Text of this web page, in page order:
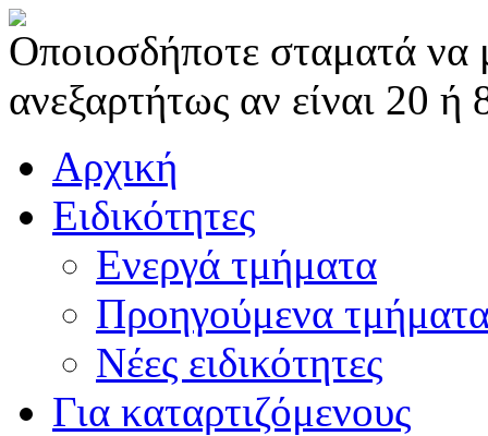
Οποιοσδήποτε σταματά να
ανεξαρτήτως αν είναι 20
Αρχική
Ειδικότητες
Ενεργά τμήματα
Προηγούμενα
Νέες ειδικότητες
Για καταρτιζόμενους